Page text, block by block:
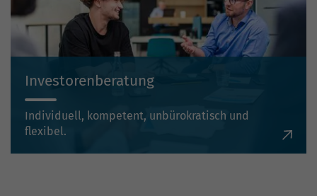
Investorenberatung
Individuell, kompetent, unbürokratisch und
flexibel.